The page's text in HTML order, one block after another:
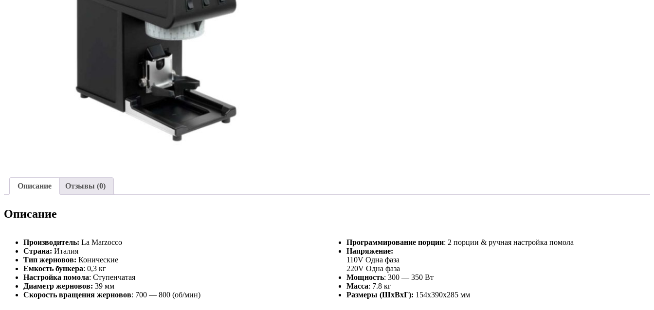
Описание Отзывы (0)
Описание
Производитель: La Marzocco
Страна: Италия
Тип жерновов: Конические
Емкость бункера: 0,3 кг
Настройка помола: Ступенчатая
Диаметр жерновов: 39 мм
Скорость вращения жерновов: 700 — 800 (об/мин)
Программирование порции: 2 порции & ручная настройка помола
Напряжение:
110V Одна фаза
220V Одна фаза
Мощность: 300 — 350 Вт
Масса: 7.8 кг
Размеры (ШхВхГ): 154х390х285 мм